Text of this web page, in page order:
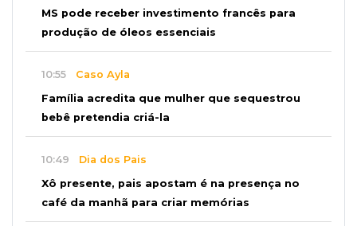
MS pode receber investimento francês para
produção de óleos essenciais
10:55 Caso Ayla
Família acredita que mulher que sequestrou
bebê pretendia criá-la
10:49 Dia dos Pais
Xô presente, pais apostam é na presença no
café da manhã para criar memórias